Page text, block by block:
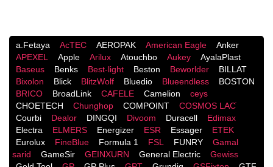
a.Fetaya AcTEC AEROPAK American Eagle
Anker
APEXEL
Apple Arilux Atouchbo Aukey
AyalaPlast
Baseus
Benks Best-light Beston Beworlder
BILLAT
Bixolon
Blick BlitzWolf Bluedio Blueendless
BOSTON
BRICO
BroadLink CAFELE Camelion
ceys
CHOETECH
Chunghop COMPOINT
COSMOS LACֹ
Courbi
Dealor DINGQI Divoom Duracell
Edimax
Electra
ELMERS Energizer ESR Essager
ETEK
Eurolux
FineBlue Formula 1 FSL FUNRY
Gamal
sarid
GameSir GEINXURN General Electric
Gewiss